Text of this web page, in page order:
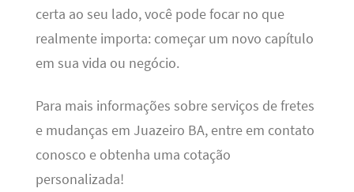
certa ao seu lado, você pode focar no que
realmente importa: começar um novo capítulo
em sua vida ou negócio.
Para mais informações sobre serviços de fretes
e mudanças em Juazeiro BA, entre em contato
conosco e obtenha uma cotação
personalizada!